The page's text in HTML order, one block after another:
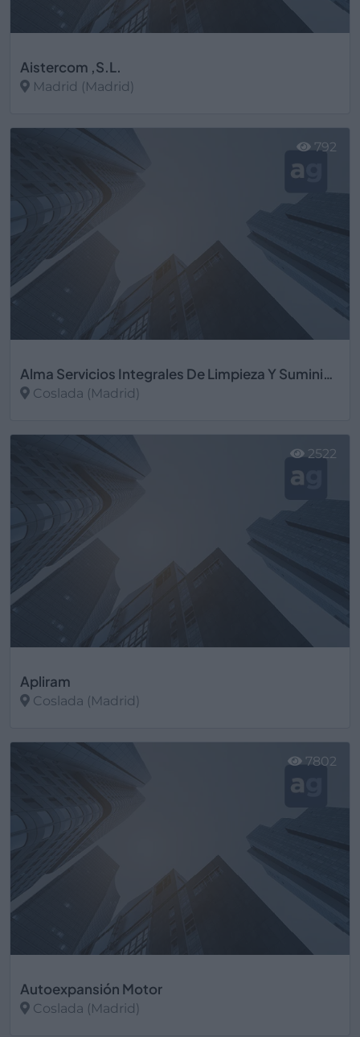
Aistercom ,S.L.
Madrid (Madrid)
Alma Servicios Integrales De Limpieza Y Suministros Sl.
Coslada (Madrid)
792
Apliram
Coslada (Madrid)
2522
Autoexpansión Motor
Coslada (Madrid)
7802